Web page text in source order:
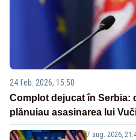
24 feb. 2026, 15:50
Complot dejucat în Serbia:
plănuiau asasinarea lui
7 aug. 2026,